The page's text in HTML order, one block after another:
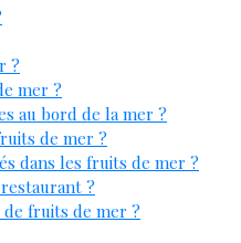
?
mer ?
au bord de la mer ?
de mer ?
dans les fruits de mer ?
?
fruits de mer ?